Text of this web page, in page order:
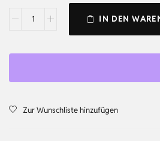
IN DEN
Zur Wunschliste hinzufügen